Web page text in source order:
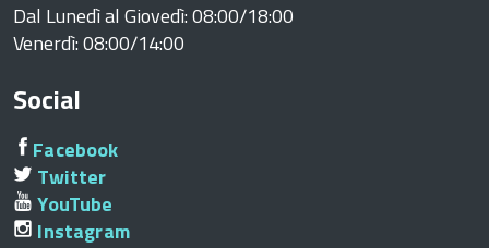
Dal Lunedì al Giovedì: 08:00/18:00
Venerdì: 08:00/14:00
Social
Facebook
Twitter
YouTube
Instagram